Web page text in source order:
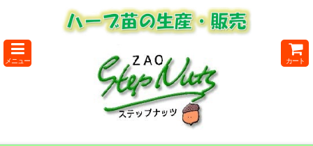
メニュー カート